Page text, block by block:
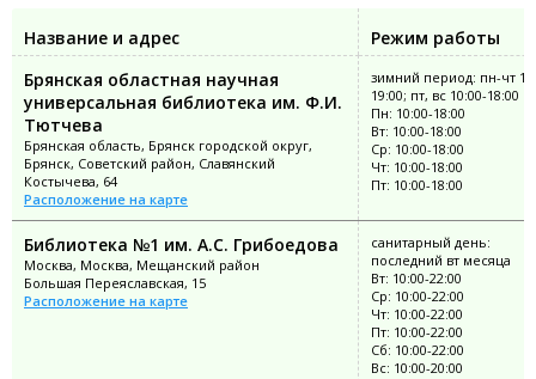
Название и адрес
Режим работы
Брянская областная научная
универсальная библиотека им. Ф.И.
Тютчева
Брянская область, Брянск городской округ,
Брянск, Советский район, Славянский
Костычева, 64
Расположение на карте
зимний период: пн-чт
19:00; пт, вс 10:00-18:00
Пн: 10:00-18:00
Вт: 10:00-18:00
Ср: 10:00-18:00
Чт: 10:00-18:00
Пт: 10:00-18:00
Библиотека №1 им. А.С. Грибоедова
Москва, Москва, Мещанский район
Большая Переяславская, 15
Расположение на карте
санитарный день:
последний вт месяца
Вт: 10:00-22:00
Ср: 10:00-22:00
Чт: 10:00-22:00
Пт: 10:00-22:00
Сб: 10:00-22:00
Вс: 10:00-20:00